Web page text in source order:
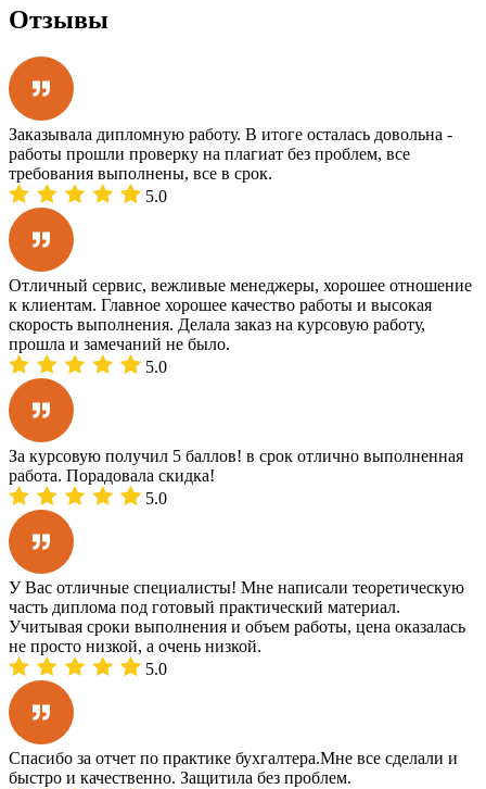
Отзывы
Заказывала дипломную работу. В итоге осталась довольна -
работы прошли проверку на плагиат без проблем, все
требования выполнены, все в срок.
5.0
Отличный сервис, вежливые менеджеры, хорошее отношение
к клиентам. Главное хорошее качество работы и высокая
скорость выполнения. Делала заказ на курсовую работу,
прошла и замечаний не было.
5.0
За курсовую получил 5 баллов! в срок отлично выполненная
работа. Порадовала скидка!
5.0
У Вас отличные специалисты! Мне написали теоретическую
часть диплома под готовый практический материал.
Учитывая сроки выполнения и объем работы, цена оказалась
не просто низкой, а очень низкой.
5.0
Спасибо за отчет по практике бухгалтера.Мне все сделали и
быстро и качественно. Защитила без проблем.